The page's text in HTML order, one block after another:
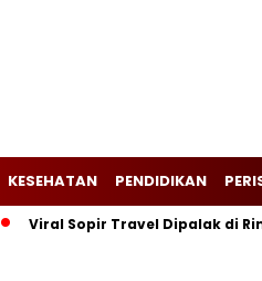
KESEHATAN PENDIDIKAN
Viral Sopir Travel Dipalak di